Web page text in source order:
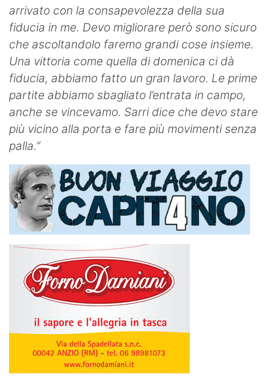
arrivato con la consapevolezza della sua
fiducia in me. Devo migliorare però sono sicuro
che ascoltandolo faremo grandi cose insieme.
Una vittoria come quella di domenica ci dà
fiducia, abbiamo fatto un gran lavoro. Le prime
partite abbiamo sbagliato l’entrata in campo,
anche se vincevamo. Sarri dice che devo stare
più vicino alla porta e fare più movimenti senza
palla.”